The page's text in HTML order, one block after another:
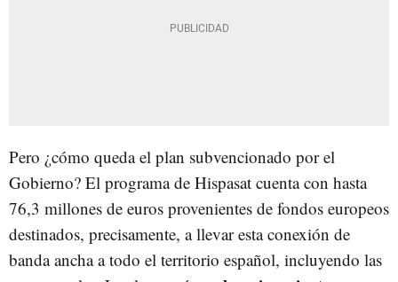
Pero ¿cómo queda el plan subvencionado por el
Gobierno? El programa de Hispasat cuenta con hasta
76,3 millones de euros provenientes de fondos europeos
destinados, precisamente, a llevar esta conexión de
banda ancha a todo el territorio español, incluyendo las